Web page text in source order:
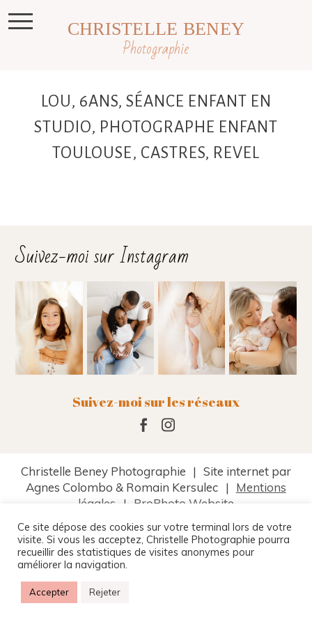
Photographie
CHRISTELLE BENEY
LOU, 6ANS, SÉANCE ENFANT EN
STUDIO, PHOTOGRAPHE ENFANT
TOULOUSE, CASTRES, REVEL
Suivez-moi sur Instagram
Suivez-moi sur les réseaux
Christelle Beney Photographie | Site internet par
Agnes Colombo & Romain Kersulec |
Mentions
légales
| ProPhoto Website
Ce site dépose des cookies sur votre terminal lors de votre
visite. Si vous les acceptez, Christelle Photographie pourra
recueillir des statistiques de visites anonymes pour
améliorer la navigation.
Accepter Rejeter